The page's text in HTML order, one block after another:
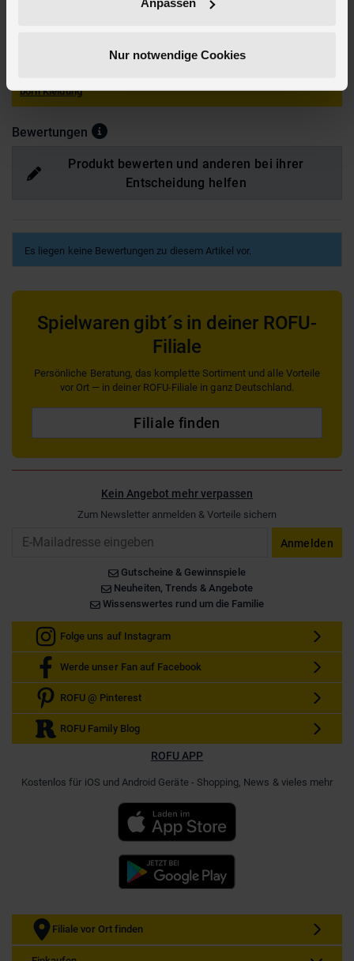
Nur notwendige Cookies
born Kleidung
Bewertungen
Produkt bewerten und anderen bei ihrer
Entscheidung helfen
Es liegen keine Bewertungen zu diesem Artikel vor.
Spielwaren gibt´s in deiner ROFU-
Filiale
Persönliche Beratung, das komplette Sortiment und alle Vorteile
vor Ort — in deiner ROFU-Filiale in ganz Deutschland.
Filiale finden
Kein Angebot mehr verpassen
Zum Newsletter anmelden & Vorteile sichern
Anmelden
Gutscheine & Gewinnspiele
Neuheiten, Trends & Angebote
Wissenswertes rund um die Familie
Folge uns auf Instagram
Werde unser Fan auf Facebook
ROFU @ Pinterest
ROFU Family Blog
ROFU APP
Kostenlos für iOS und Android Geräte - Shopping, News & vieles mehr
Filiale vor Ort finden